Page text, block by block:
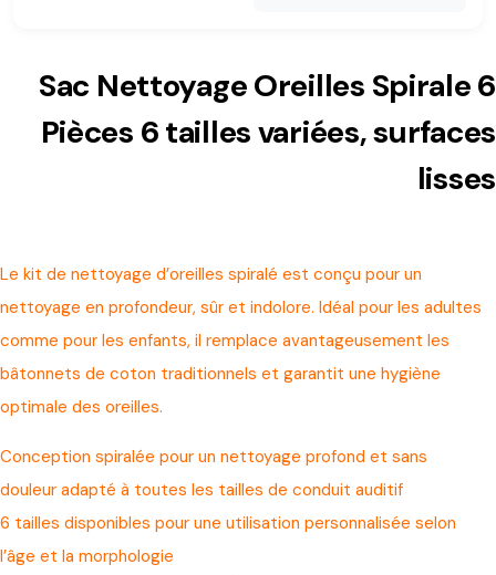
Sac Nettoyage Oreilles Spirale 6
Pièces 6 tailles variées, surfaces
lisses
Le kit de nettoyage d’oreilles spiralé est conçu pour un
nettoyage en profondeur, sûr et indolore. Idéal pour les adultes
comme pour les enfants, il remplace avantageusement les
bâtonnets de coton traditionnels et garantit une hygiène
optimale des oreilles.
Conception spiralée pour un nettoyage profond et sans
douleur adapté à toutes les tailles de conduit auditif
6 tailles disponibles pour une utilisation personnalisée selon
l’âge et la morphologie